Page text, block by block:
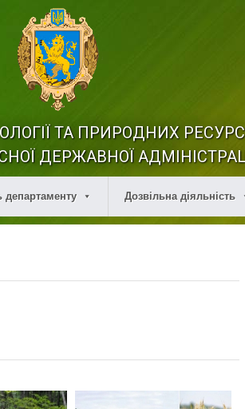
ТА ПРИРОДНИХ
ДЕРЖАВНОЇ
департаменту Дозвільна діяльність